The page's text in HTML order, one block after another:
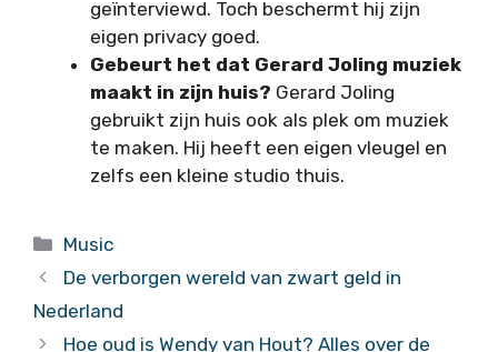
geïnterviewd. Toch beschermt hij zijn
eigen privacy goed.
Gebeurt het dat Gerard Joling muziek
maakt in zijn huis? Gerard Joling
gebruikt zijn huis ook als plek om muziek
te maken. Hij heeft een eigen vleugel en
zelfs een kleine studio thuis.
Categorieën
Music
De verborgen wereld van zwart geld in
Nederland
Hoe oud is Wendy van Hout? Alles over de